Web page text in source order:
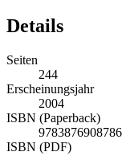
Details
Seiten
244
Erscheinungsjahr
2004
ISBN (Paperback)
9783876908786
ISBN (PDF)